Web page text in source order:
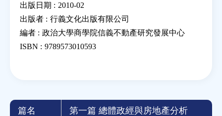
出版日期 : 2010-02
出版者 : 行義文化出版有限公司
編者 : 政治大學商學院信義不動產研究發展中心
ISBN : 9789573010593
篇名 第一篇 總體政經與房地產分析